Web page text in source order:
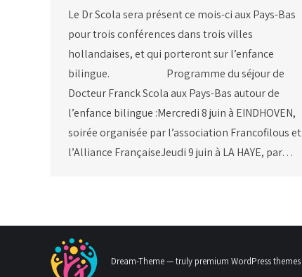
Le Dr Scola sera présent ce mois-ci aux Pays-Bas
pour trois conférences dans trois villes
hollandaises, et qui porteront sur l’enfance
bilingue. Programme du séjour de
Docteur Franck Scola aux Pays-Bas autour de
l’enfance bilingue :Mercredi 8 juin à EINDHOVEN,
soirée organisée par l’association Francofilous et
l’Alliance FrançaiseJeudi 9 juin à LA HAYE, par…
Dream-Theme — truly premium WordPress themes